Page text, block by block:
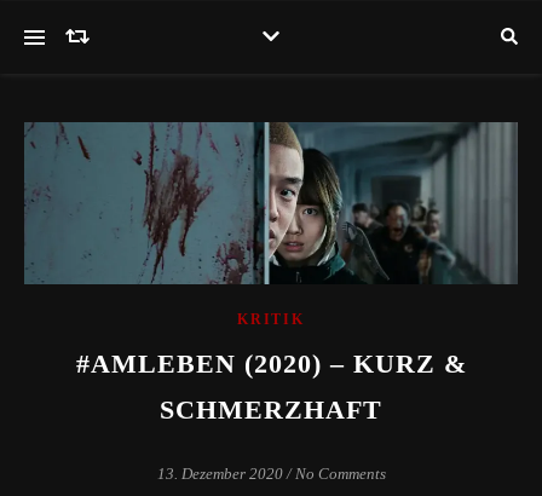
KRITIK
#AMLEBEN (2020) – KURZ &
SCHMERZHAFT
13. Dezember 2020 / No Comments